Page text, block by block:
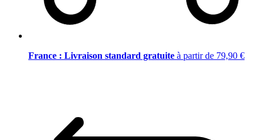
France : Livraison standard gratuite à partir de 79,90 €